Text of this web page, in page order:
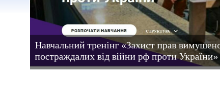
Навчальний тренінг «Захист прав
постраждалих від війни рф проти України»